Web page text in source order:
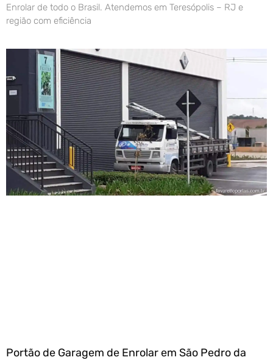
Enrolar de todo o Brasil. Atendemos em Teresópolis – RJ e
região com eficiência
Portão de Garagem de Enrolar em São Pedro da